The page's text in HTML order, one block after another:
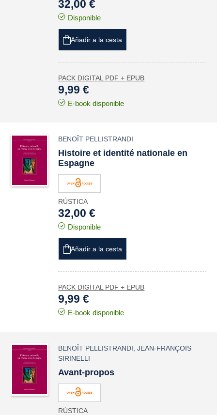
32,00 €
Disponible
Añadir a la cesta
PACK DIGITAL PDF + EPUB
9,99 €
E-book disponible
BENOÎT PELLISTRANDI
Histoire et identité nationale en
Espagne
RÚSTICA
32,00 €
Disponible
Añadir a la cesta
PACK DIGITAL PDF + EPUB
9,99 €
E-book disponible
BENOÎT PELLISTRANDI ,JEAN-FRANÇOIS
SIRINELLI
Avant-propos
RÚSTICA